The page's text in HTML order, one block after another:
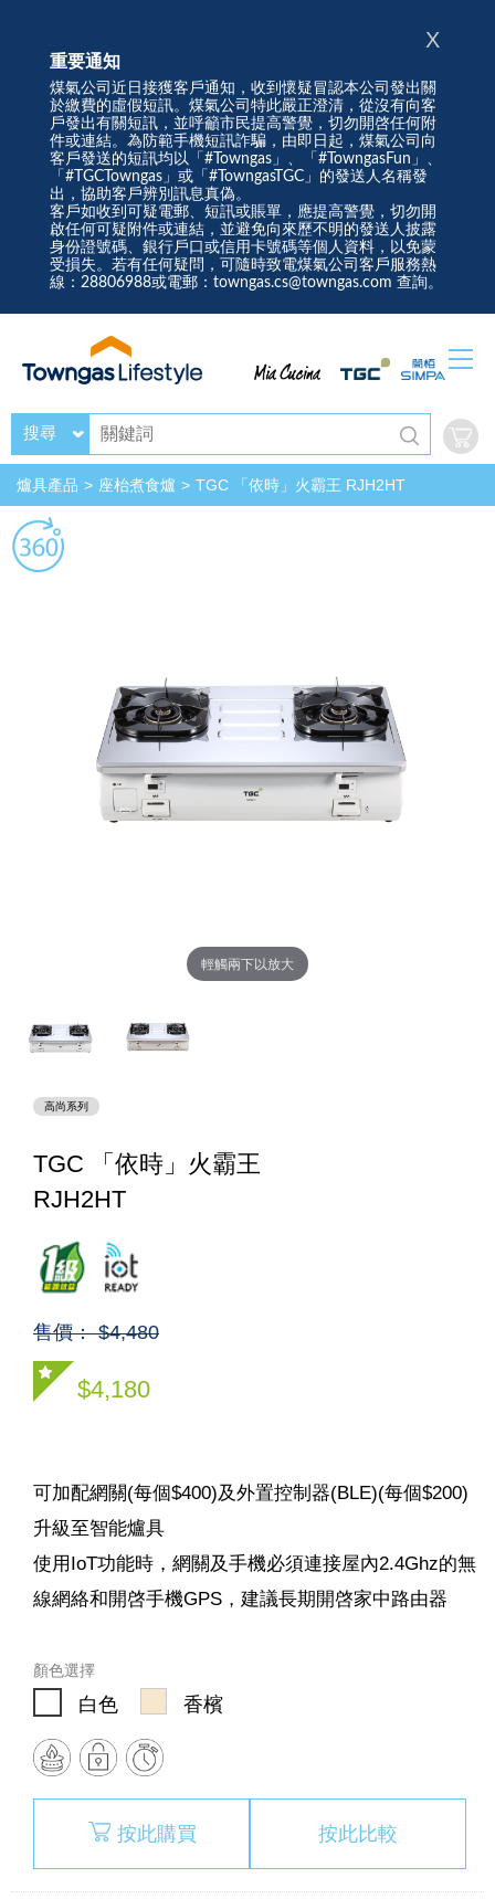
重要通知
煤氣公司近日接獲客戶通知，收到懷疑冒認本公司發出關
於繳費的虛假短訊。煤氣公司特此嚴正澄清，從沒有向客
戶發出有關短訊，並呼籲市民提高警覺，切勿開啓任何附
件或連結。為防範手機短訊詐騙，由即日起，煤氣公司向
客戶發送的短訊均以「#Towngas」、「#TowngasFun」、
「#TGCTowngas」或「#TowngasTGC」的發送人名稱發
出，協助客戶辨別訊息真偽。
客戶如收到可疑電郵、短訊或賬單，應提高警覺，切勿開
啟任何可疑附件或連結，並避免向來歷不明的發送人披露
身份證號碼、銀行戶口或信用卡號碼等個人資料，以免蒙
受損失。若有任何疑問，可隨時致電煤氣公司客戶服務熱
線：28806988或電郵：towngas.cs@towngas.com 查詢。
X
搜尋
爐具產品 座枱煮食爐 TGC 「依時」火霸王 RJH2HT
輕觸兩下以放大
高尚系列
TGC 「依時」火霸王
RJH2HT
售價： $4,480
$4,180
可加配網關(每個$400)及外置控制器(BLE)(每個$200)
升級至智能爐具
使用IoT功能時，網關及手機必須連接屋內2.4Ghz的無
線網絡和開啓手機GPS，建議長期開啓家中路由器
顏色選擇
白色 香檳
按此購買 按此比較